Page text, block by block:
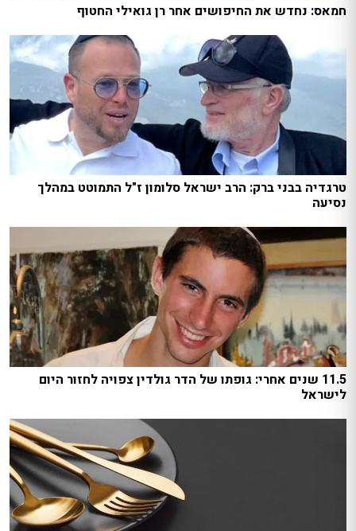
חמאס: נחדש את החיפושים אחר רן גואילי החטוף
טרגדיה בבני ברק: הרב ישראל סלומון ז"ל התמוטט במהלך
נסיעה
11.5 שנים אחרי: גופתו של הדר גולדין צפויה לחזור היום
לישראל